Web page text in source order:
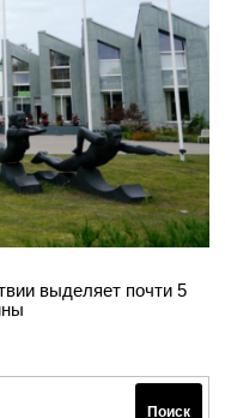
выделяет почти 5
Поиск